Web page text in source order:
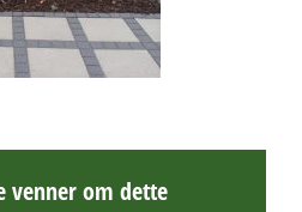
venner om dette